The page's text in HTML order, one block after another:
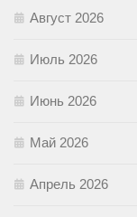
Август 2026
Июль 2026
Июнь 2026
Май 2026
Апрель 2026